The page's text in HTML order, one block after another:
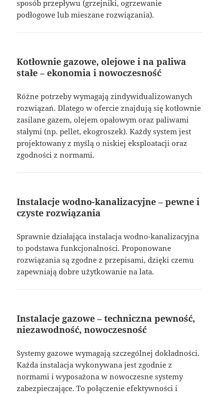
sposób przepływu (grzejniki, ogrzewanie
podłogowe lub mieszane rozwiązania).
Kotłownie gazowe, olejowe i na paliwa
stałe – ekonomia i nowoczesność
Różne potrzeby wymagają zindywidualizowanych
rozwiązań. Dlatego w ofercie znajdują się kotłownie
zasilane gazem, olejem opałowym oraz paliwami
stałymi (np. pellet, ekogroszek). Każdy system jest
projektowany z myślą o niskiej eksploatacji oraz
zgodności z normami.
Instalacje wodno-kanalizacyjne – pewne i
czyste rozwiązania
Sprawnie działająca instalacja wodno-kanalizacyjna
to podstawa funkcjonalności. Proponowane
rozwiązania są zgodne z przepisami, dzięki czemu
zapewniają dobre użytkowanie na lata.
Instalacje gazowe – techniczna pewność,
niezawodność, nowoczesność
Systemy gazowe wymagają szczególnej dokładności.
Każda instalacja wykonywana jest zgodnie z
normami i wyposażona w nowoczesne systemy
zabezpieczające. To połączenie efektywności i